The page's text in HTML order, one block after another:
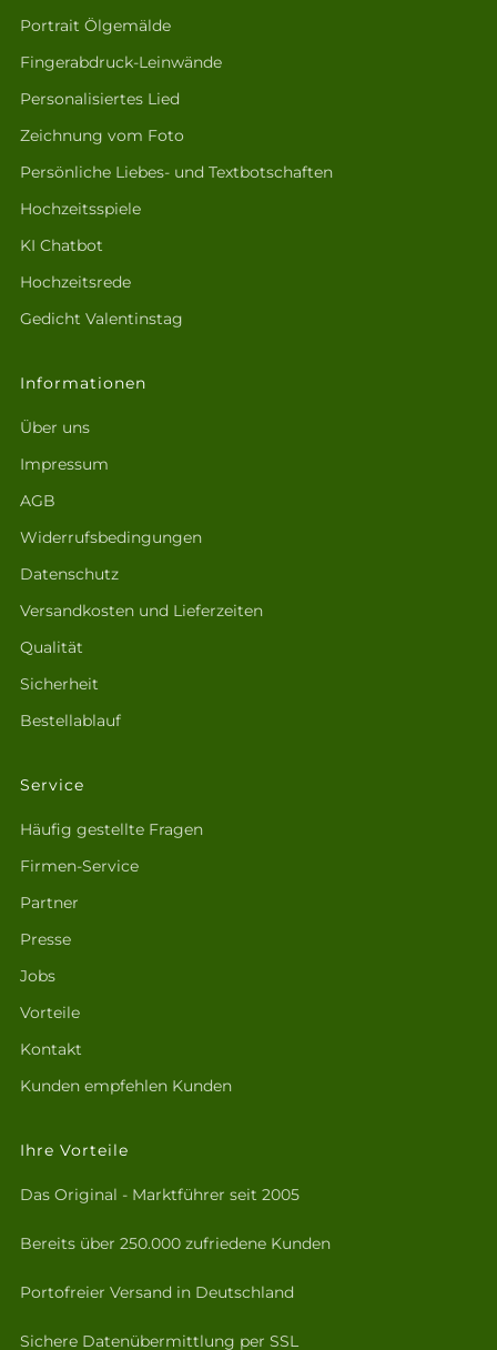
Portrait Ölgemälde
Fingerabdruck-Leinwände
Personalisiertes Lied
Zeichnung vom Foto
Persönliche Liebes- und Textbotschaften
Hochzeitsspiele
KI Chatbot
Hochzeitsrede
Gedicht Valentinstag
Informationen
Über uns
Impressum
AGB
Widerrufsbedingungen
Datenschutz
Versandkosten und Lieferzeiten
Qualität
Sicherheit
Bestellablauf
Service
Häufig gestellte Fragen
Firmen-Service
Partner
Presse
Jobs
Vorteile
Kontakt
Kunden empfehlen Kunden
Ihre Vorteile
Das Original - Marktführer seit 2005
Bereits über 250.000 zufriedene Kunden
Portofreier Versand in Deutschland
Sichere Datenübermittlung per SSL